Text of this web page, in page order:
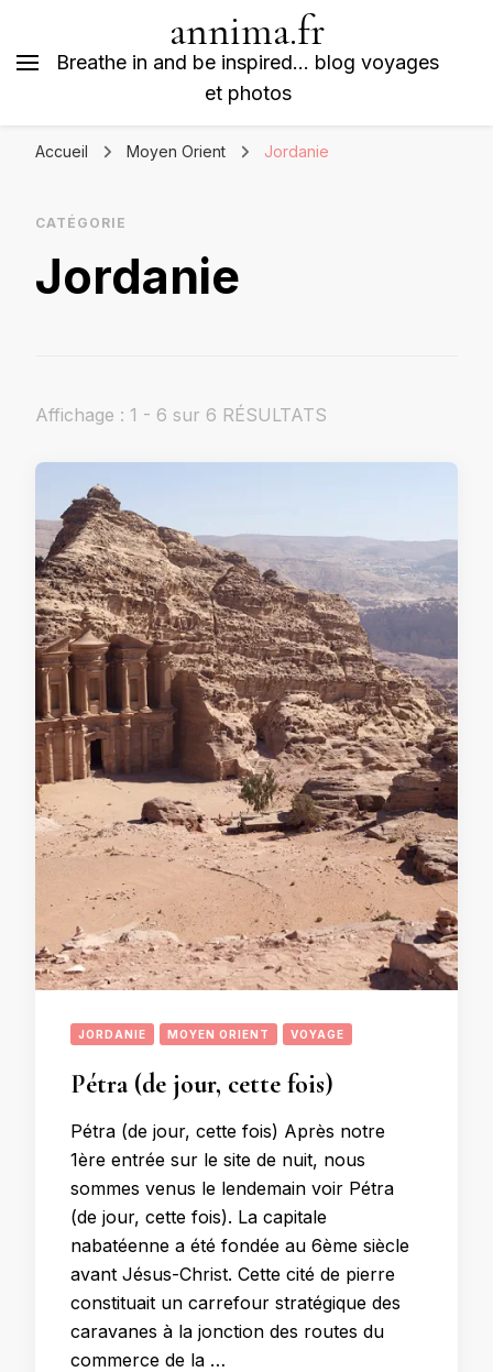
annima.fr
Breathe in and be inspired… blog voyages
et photos
Accueil Moyen Orient Jordanie
CATÉGORIE
Jordanie
Affichage : 1 - 6 sur 6 RÉSULTATS
JORDANIE MOYEN ORIENT VOYAGE
Pétra (de jour, cette fois)
Pétra (de jour, cette fois) Après notre
1ère entrée sur le site de nuit, nous
sommes venus le lendemain voir Pétra
(de jour, cette fois). La capitale
nabatéenne a été fondée au 6ème siècle
avant Jésus-Christ. Cette cité de pierre
constituait un carrefour stratégique des
caravanes à la jonction des routes du
commerce de la …